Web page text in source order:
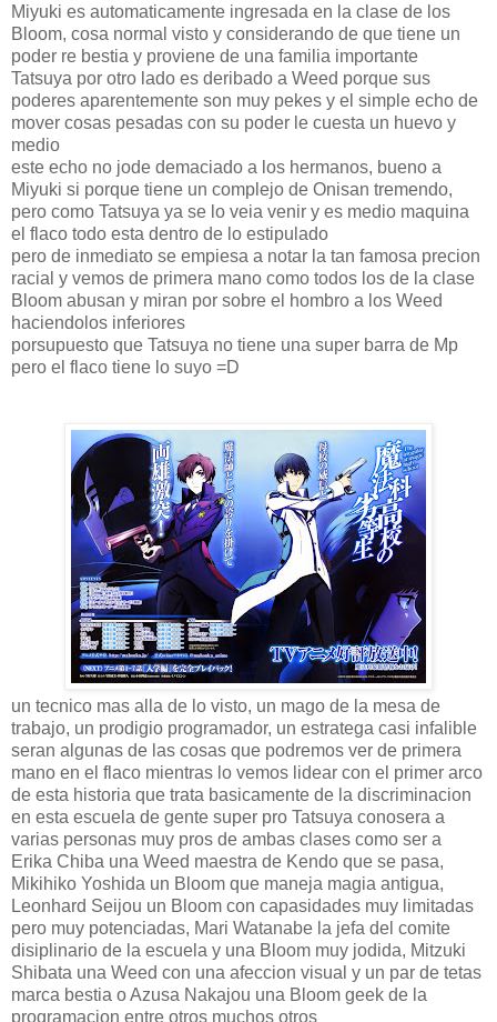
Miyuki es automaticamente ingresada en la clase de los
Bloom, cosa normal visto y considerando de que tiene un
poder re bestia y proviene de una familia importante
Tatsuya por otro lado es deribado a Weed porque sus
poderes aparentemente son muy pekes y el simple echo de
mover cosas pesadas con su poder le cuesta un huevo y
medio
este echo no jode demaciado a los hermanos, bueno a
Miyuki si porque tiene un complejo de Onisan tremendo,
pero como Tatsuya ya se lo veia venir y es medio maquina
el flaco todo esta dentro de lo estipulado
pero de inmediato se empiesa a notar la tan famosa precion
racial y vemos de primera mano como todos los de la clase
Bloom abusan y miran por sobre el hombro a los Weed
haciendolos inferiores
porsupuesto que Tatsuya no tiene una super barra de Mp
pero el flaco tiene lo suyo =D
un tecnico mas alla de lo visto, un mago de la mesa de
trabajo, un prodigio programador, un estratega casi infalible
seran algunas de las cosas que podremos ver de primera
mano en el flaco mientras lo vemos lidear con el primer arco
de esta historia que trata basicamente de la discriminacion
en esta escuela de gente super pro Tatsuya conosera a
varias personas muy pros de ambas clases como ser a
Erika Chiba una Weed maestra de Kendo que se pasa,
Mikihiko Yoshida un Bloom que maneja magia antigua,
Leonhard Seijou un Bloom con capasidades muy limitadas
pero muy potenciadas, Mari Watanabe la jefa del comite
disiplinario de la escuela y una Bloom muy jodida, Mitzuki
Shibata una Weed con una afeccion visual y un par de tetas
marca bestia o Azusa Nakajou una Bloom geek de la
programacion entre otros muchos otros